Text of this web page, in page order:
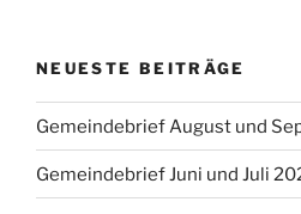
NEUESTE BEITRÄGE
Gemeindebrief August und
Gemeindebrief Juni und Juli